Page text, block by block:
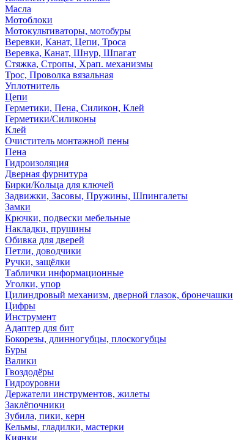
Масла
Мотоблоки
Мотокультиваторы, мотобуры
Веревки, Канат, Цепи, Троса
Веревка, Канат, Шнур, Шпагат
Стяжка, Стропы, Храп. механизмы
Трос, Проволка вязальная
Уплотнитель
Цепи
Герметики, Пена, Силикон, Клей
Герметики/Силиконы
Клей
Очиститель монтажной пены
Пена
Гидроизоляция
Дверная фурнитура
Бирки/Кольца для ключей
Задвижки, Засовы, Пружины, Шпингалеты
Замки
Крючки, подвески мебельные
Накладки, прушины
Обивка для дверей
Петли, доводчики
Ручки, защёлки
Таблички информационные
Уголки, упор
Цилиндровый механизм, дверной глазок, бронечашки
Цифры
Инструмент
Адаптер для бит
Бокорезы, длинногубцы, плоскогубцы
Буры
Валики
Гвоздодёры
Гидроуровни
Держатели инструментов, жилеты
Заклёпочники
Зубила, пики, керн
Кельмы, гладилки, мастерки
Киянки